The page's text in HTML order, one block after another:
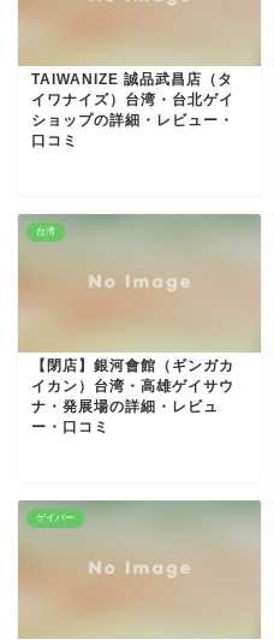
TAIWANIZE 誠品武昌店（タ
イワナイズ）台湾・台北ゲイ
ショップの詳細・レビュー・
口コミ
台湾
【閉店】銀河會館（ギンガカ
イカン）台湾・高雄ゲイサウ
ナ・発展場の詳細・レビュ
ー・口コミ
ゲイバー